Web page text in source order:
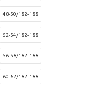
48-50/182-188
52-54/182-188
56-58/182-188
60-62/182-188